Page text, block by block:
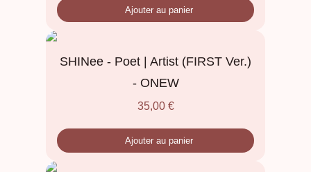
Ajouter au panier
SHINee - Poet | Artist (FIRST Ver.)
- ONEW
35,00 €
Ajouter au panier